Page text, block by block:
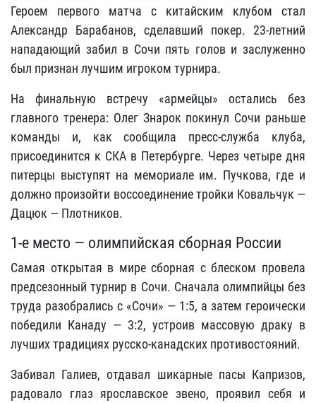
Героем первого матча с китайским клубом стал
Александр Барабанов, сделавший покер. 23-летний
нападающий забил в Сочи пять голов и заслуженно
был признан лучшим игроком турнира.
На финальную встречу «армейцы» остались без
главного тренера: Олег Знарок покинул Сочи раньше
команды и, как сообщила пресс-служба клуба,
присоединится к СКА в Петербурге. Через четыре дня
питерцы выступят на мемориале им. Пучкова, где и
должно произойти воссоединение тройки Ковальчук —
Дацюк — Плотников.
1-е место — олимпийская сборная России
Самая открытая в мире сборная с блеском провела
предсезонный турнир в Сочи. Сначала олимпийцы без
труда разобрались с «Сочи» — 1:5, а затем героически
победили Канаду — 3:2, устроив массовую драку в
лучших традициях русско-канадских противостояний.
Забивал Галиев, отдавал шикарные пасы Капризов,
радовало глаз ярославское звено, проявил себя и